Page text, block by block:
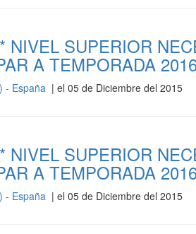
NIVEL SUPERIOR
A TEMPORADA
- España | el 05 de Diciembre del 2015
NIVEL SUPERIOR
A TEMPORADA
- España | el 05 de Diciembre del 2015